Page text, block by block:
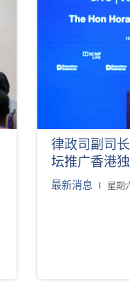
律政司副司
坛推广香港
最新消息 星期